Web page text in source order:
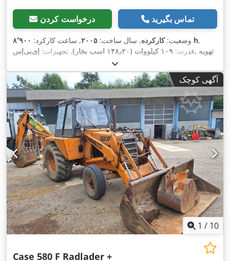
درخواست کردن تماس بگیرید
وضعیت:کارکرده, سال ساخت: ۲۰۰۵, ساعت کارکرد: ۸٬۹۰۰ h,
قدرت: ۱۰۹ کیلووات (۱۴۸٫۲۰ اسب بخار) , تجهیزات: اِی‌بی‌اِس‎, تهویه
آگهی کوچک
1 / 10
Case 580 F Radlader +